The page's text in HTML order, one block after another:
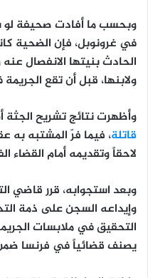
وبحسب ما أفادت صحيفة لو
في غرونوبل، فإن الضحية
الحادث بنيتها الانفصال
ولابنها، قبل أن تقع
وأظهرت نتائج تشريح
قاتلة، فيما فرّ المشتبه به
لاحقاً وتقديمه أمام القضاء
وبعد استجوابه، قرر قاضي
وإيداعه السجن على ذمة
التحقيق في ملابسات
يصنف قضائياً في فرنسا ضمن